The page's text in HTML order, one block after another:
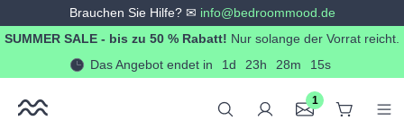
springenBrauchen Sie Hilfe? ✉ info@bedroommood.de
SUMMER SALE - bis zu 50 % Rabatt! Nur solange der Vorrat reicht.
Das Angebot endet in
1d 23h 28m 14s
1